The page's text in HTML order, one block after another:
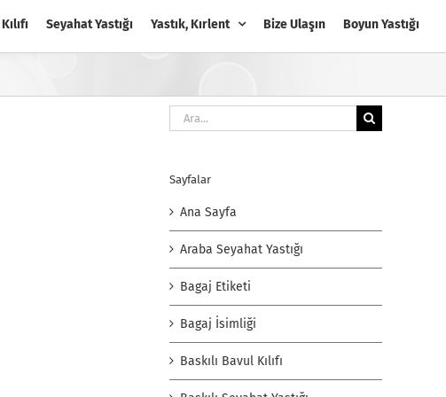
Seyahat Yastığı Yastık, Kırlent Bize Ulaşın Boyun Yastığı
Ara:
Sayfalar
Ana Sayfa
Araba Seyahat Yastığı
Bagaj Etiketi
Bagaj İsimliği
Baskılı Bavul Kılıfı